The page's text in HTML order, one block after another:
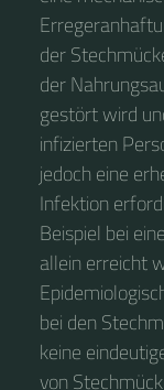
der
der
gestört wird
infizierten
jedoch eine
Infektion
Beispiel bei
allein erreicht
bei den
keine
von